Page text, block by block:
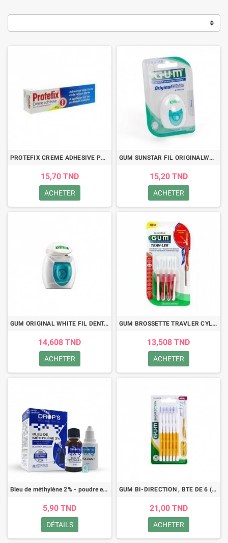
PROTEFIX CREME ADHESIVE POUR PROTHESE 47G
15,70 TND
ACHETER
GUM SUNSTAR FIL ORIGINALWHITE
15,20 TND
ACHETER
GUM ORIGINAL WHITE FIL DENTAIRE (2040)
14,608 TND
ACHETER
GUM BROSSETTE TRAVLER CYLINDRIQUE 0,8 MM (1314)
13,508 TND
ACHETER
Bleu de méthylène 2% - poudre et solvant - solution buccale - Drop's Emnatura - 22ml
5,90 TND
DÉTAILS
GUM BI-DIRECTION , BTE DE 6 (2714)
21,00 TND
ACHETER